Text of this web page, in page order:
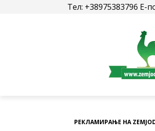
Тел: +38975383796 Е-
РЕКЛАМИРАЊЕ НА